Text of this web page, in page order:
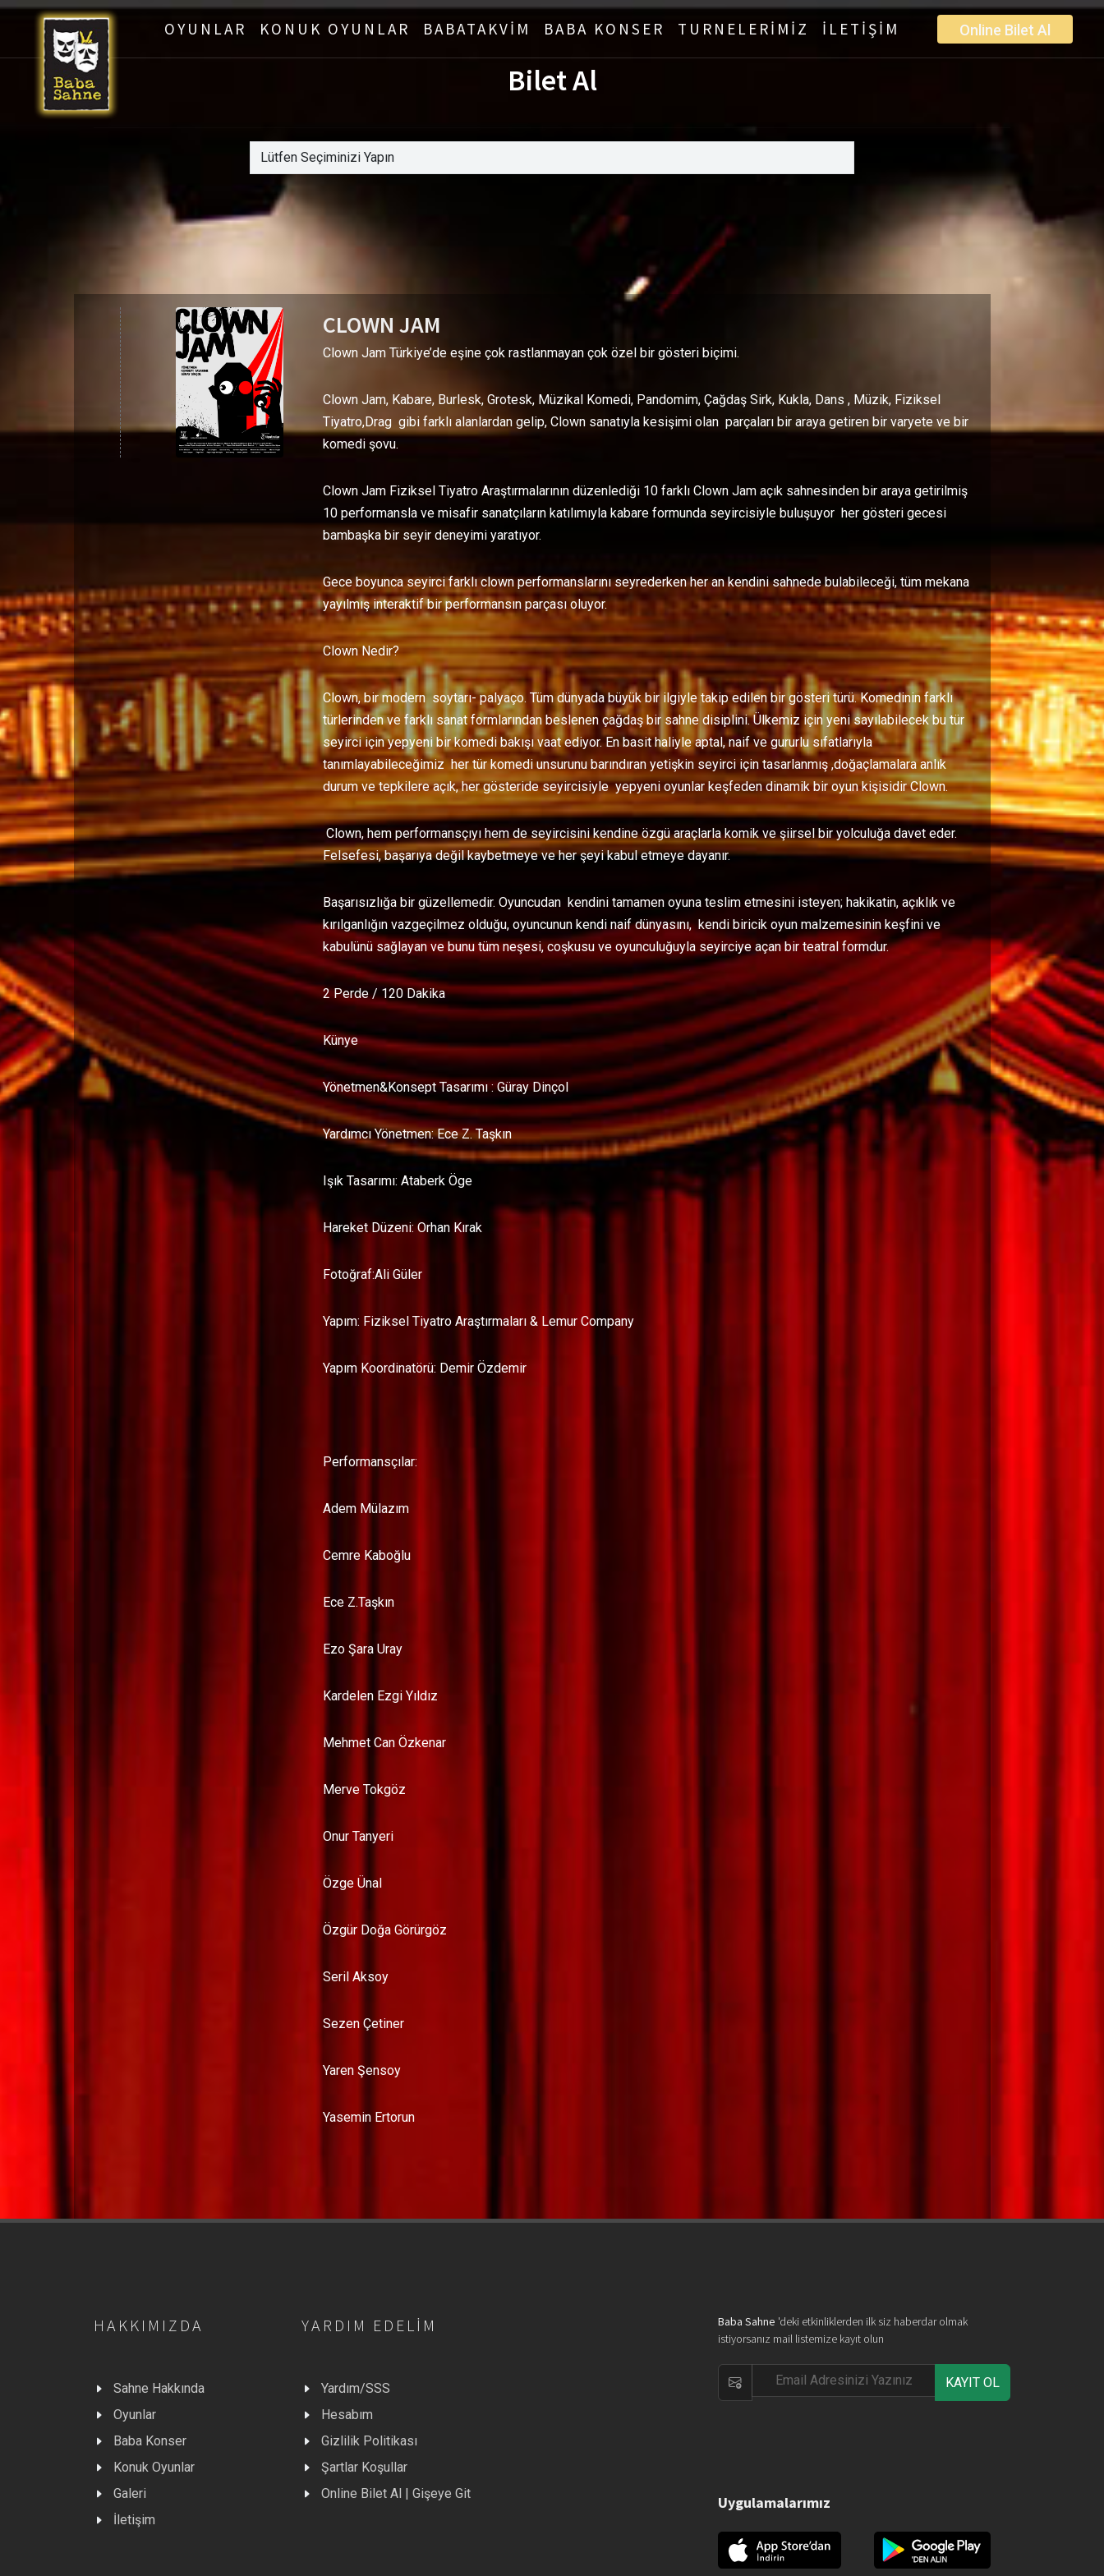
Online Bilet Al
OYUNLAR KONUK OYUNLAR BABATAKVİM BABA KONSER TURNELERİMİZ İLETİŞİM
Bilet Al
CLOWN JAM
Clown Jam Türkiye’de eşine çok rastlanmayan çok özel bir gösteri biçimi.
Clown Jam, Kabare, Burlesk, Grotesk, Müzikal Komedi, Pandomim, Çağdaş Sirk, Kukla, Dans , Müzik, Fiziksel
Tiyatro,Drag gibi farklı alanlardan gelip, Clown sanatıyla kesişimi olan parçaları bir araya getiren bir varyete ve bir
komedi şovu.
Clown Jam Fiziksel Tiyatro Araştırmalarının düzenlediği 10 farklı Clown Jam açık sahnesinden bir araya getirilmiş
10 performansla ve misafir sanatçıların katılımıyla kabare formunda seyircisiyle buluşuyor her gösteri gecesi
bambaşka bir seyir deneyimi yaratıyor.
Gece boyunca seyirci farklı clown performanslarını seyrederken her an kendini sahnede bulabileceği, tüm mekana
yayılmış interaktif bir performansın parçası oluyor.
Clown Nedir?
Clown, bir modern soytarı- palyaço. Tüm dünyada büyük bir ilgiyle takip edilen bir gösteri türü. Komedinin farklı
türlerinden ve farklı sanat formlarından beslenen çağdaş bir sahne disiplini. Ülkemiz için yeni sayılabilecek bu tür
seyirci için yepyeni bir komedi bakışı vaat ediyor. En basit haliyle aptal, naif ve gururlu sıfatlarıyla
tanımlayabileceğimiz her tür komedi unsurunu barındıran yetişkin seyirci için tasarlanmış ,doğaçlamalara anlık
durum ve tepkilere açık, her gösteride seyircisiyle yepyeni oyunlar keşfeden dinamik bir oyun kişisidir Clown.
Clown, hem performansçıyı hem de seyircisini kendine özgü araçlarla komik ve şiirsel bir yolculuğa davet eder.
Felsefesi, başarıya değil kaybetmeye ve her şeyi kabul etmeye dayanır.
Başarısızlığa bir güzellemedir. Oyuncudan kendini tamamen oyuna teslim etmesini isteyen; hakikatin, açıklık ve
kırılganlığın vazgeçilmez olduğu, oyuncunun kendi naif dünyasını, kendi biricik oyun malzemesinin keşfini ve
kabulünü sağlayan ve bunu tüm neşesi, coşkusu ve oyunculuğuyla seyirciye açan bir teatral formdur.
2 Perde / 120 Dakika
Künye
Yönetmen&Konsept Tasarımı : Güray Dinçol
Yardımcı Yönetmen: Ece Z. Taşkın
Işık Tasarımı: Ataberk Öge
Hareket Düzeni: Orhan Kırak
Fotoğraf:Ali Güler
Yapım: Fiziksel Tiyatro Araştırmaları & Lemur Company
Yapım Koordinatörü: Demir Özdemir
Performansçılar:
Adem Mülazım
Cemre Kaboğlu
Ece Z.Taşkın
Ezo Şara Uray
Kardelen Ezgi Yıldız
Mehmet Can Özkenar
Merve Tokgöz
Onur Tanyeri
Özge Ünal
Özgür Doğa Görürgöz
Seril Aksoy
Sezen Çetiner
Yaren Şensoy
Yasemin Ertorun
HAKKIMIZDA
Sahne Hakkında
Oyunlar
Baba Konser
Konuk Oyunlar
Galeri
İletişim
YARDIM EDELIM
Yardım/SSS
Hesabım
Gizlilik Politikası
Şartlar Koşullar
Online Bilet Al | Gişeye Git
Baba Sahne 'deki etkinliklerden ilk siz haberdar olmak
istiyorsanız mail listemize kayıt olun
KAYIT OL
Uygulamalarımız